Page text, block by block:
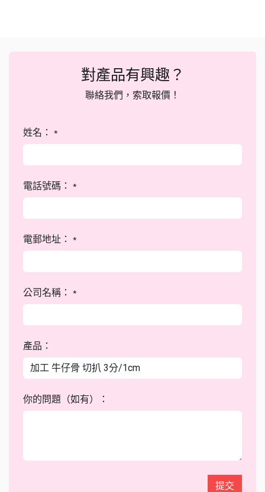
對產品有興趣？
聯絡我們，索取報價！
姓名： *
電話號碼： *
電郵地址： *
公司名稱： *
產品：
你的問題（如有）：
提交